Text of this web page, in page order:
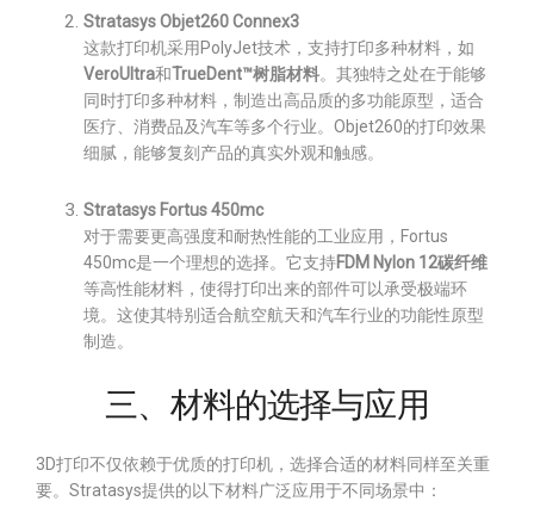
Stratasys Objet260 Connex3
这款打印机采用PolyJet技术，支持打印多种材料，如
VeroUltra和TrueDent™树脂材料。其独特之处在于能够
同时打印多种材料，制造出高品质的多功能原型，适合
医疗、消费品及汽车等多个行业。Objet260的打印效果
细腻，能够复刻产品的真实外观和触感。
Stratasys Fortus 450mc
对于需要更高强度和耐热性能的工业应用，Fortus
450mc是一个理想的选择。它支持FDM Nylon 12碳纤维
等高性能材料，使得打印出来的部件可以承受极端环
境。这使其特别适合航空航天和汽车行业的功能性原型
制造。
三、材料的选择与应用
3D打印不仅依赖于优质的打印机，选择合适的材料同样至关重
要。Stratasys提供的以下材料广泛应用于不同场景中：